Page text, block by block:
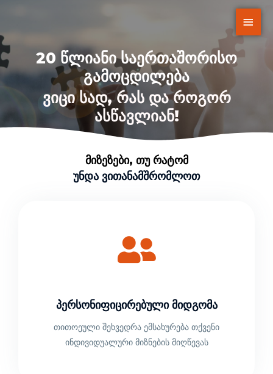
20 Წლიანი Საერთაშორისო
Გამოცდილება
Ვიცი Სად, Რას Და Როგორ
Ასწავლიან!
Მიზეზები, Თუ Რატომ
Უნდა Ვითანამშრომლოთ
Პერსონიფიცირებული Მიდგომა
თითოეული შეხვედრა ემსახურება თქვენი
ინდივიდუალური მიზნების მიღწევას